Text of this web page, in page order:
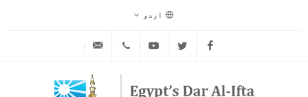
اردو
Facebook
Twitter
Youtube